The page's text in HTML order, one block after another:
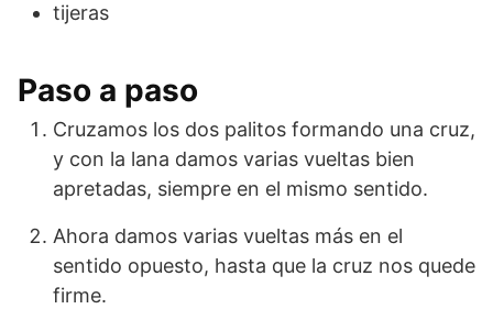
tijeras
Paso a paso
Cruzamos los dos palitos formando una cruz,
y con la lana damos varias vueltas bien
apretadas, siempre en el mismo sentido.
Ahora damos varias vueltas más en el
sentido opuesto, hasta que la cruz nos quede
firme.